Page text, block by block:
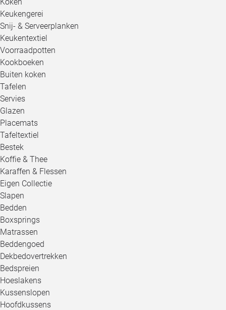
Keukengerei
Snij- & Serveerplanken
Keukentextiel
Voorraadpotten
Kookboeken
Buiten koken
Tafelen
Servies
Glazen
Placemats
Tafeltextiel
Bestek
Koffie & Thee
Karaffen & Flessen
Eigen Collectie
Slapen
Bedden
Boxsprings
Matrassen
Beddengoed
Dekbedovertrekken
Bedspreien
Hoeslakens
Kussenslopen
Hoofdkussens